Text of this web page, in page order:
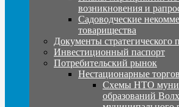
возникновения и
Садоводческие
товарищества
Документы стратегического
Инвестиционный паспорт
Потребительский рынок
Нестационарные
Схемы НТО
образований